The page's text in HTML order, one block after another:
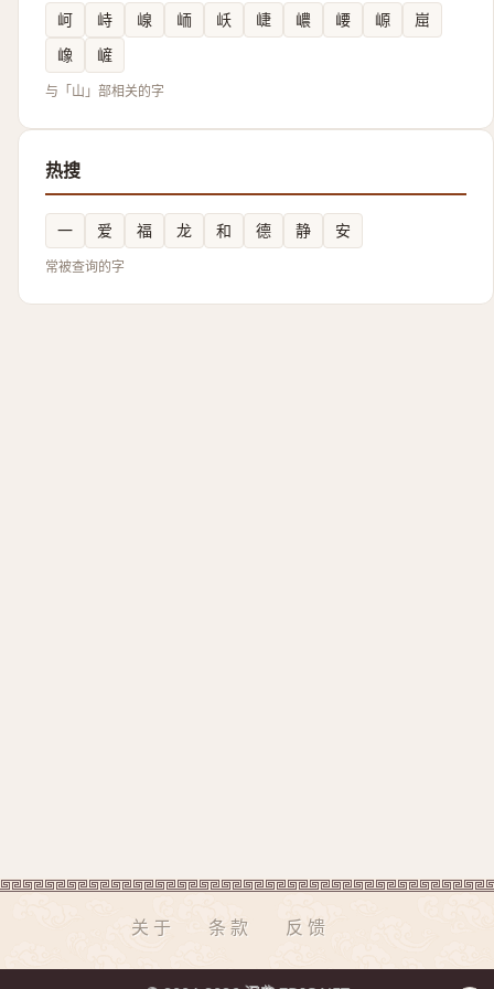
㞹 峙 㟫 峏 岆 崨 嶩 崾 㟲
崫
嶑
嵼
与「山」部相关的字
热搜
一 爱 福 龙 和 德 静 安
常被查询的字
关于 条款 反馈